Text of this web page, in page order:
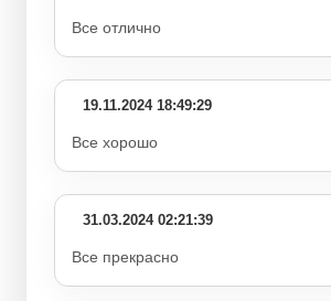
Все отлично
19.11.2024 18:49:29
Все хорошо
31.03.2024 02:21:39
Все прекрасно